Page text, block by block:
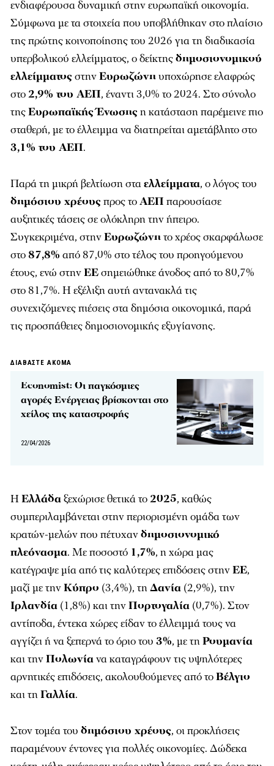
ενδιαφέρουσα δυναμική στην ευρωπαϊκή οικονομία.
Σύμφωνα με τα στοιχεία που υποβλήθηκαν στο πλαίσιο
της πρώτης κοινοποίησης του 2026 για τη διαδικασία
υπερβολικού ελλείμματος, ο δείκτηςδημοσιονομικού
ελλείμματοςστηνΕυρωζώνηυποχώρησε ελαφρώς
στο2,9% του ΑΕΠ, έναντι 3,0% το 2024. Στο σύνολο
τηςΕυρωπαϊκής Ένωσηςη κατάσταση παρέμεινε πιο
σταθερή, με το έλλειμμα να διατηρείται αμετάβλητο στο
3,1% του ΑΕΠ.
Παρά τη μικρή βελτίωση σταελλείμματα, ο λόγος του
δημόσιου χρέουςπρος τοΑΕΠ παρουσίασε
αυξητικές τάσεις σε ολόκληρη την ήπειρο.
Συγκεκριμένα, στηνΕυρωζώνητο χρέος σκαρφάλωσε
στο 87,8% από 87,0% στο τέλος του προηγούμενου
έτους, ενώ στηνΕΕσημειώθηκε άνοδος από το 80,7%
στο 81,7%. Η εξέλιξη αυτή αντανακλά τις
συνεχιζόμενες πιέσεις στα δημόσια οικονομικά, παρά
τις προσπάθειες δημοσιονομικής εξυγίανσης.
ΔΙΑΒΑΣΤΕ ΑΚΟΜΑ
Economist: Οι παγκόσμιες
αγορές Ενέργειας βρίσκονται στο
χείλος της καταστροφής
22/04/2026
ΗΕλλάδαξεχώρισε θετικά το2025, καθώς
συμπεριλαμβάνεται στην περιορισμένη ομάδα των
κρατών-μελών που πέτυχανδημοσιονομικό
πλεόνασμα. Με ποσοστό 1,7%, η χώρα μας
κατέγραψε μία από τις καλύτερες επιδόσεις στηνΕΕ,
μαζί με τηνΚύπρο (3,4%), τηΔανία (2,9%), την
Ιρλανδία (1,8%) και τηνΠορτογαλία (0,7%). Στον
αντίποδα, έντεκα χώρες είδαν το έλλειμμά τους να
αγγίζει ή να ξεπερνά το όριο του 3%, με τηΡουμανία
και τηνΠολωνίανα καταγράφουν τις υψηλότερες
αρνητικές επιδόσεις, ακολουθούμενες από τοΒέλγιο
και τηΓαλλία.
Στον τομέα του δημόσιου χρέους, οι προκλήσεις
παραμένουν έντονες για πολλές οικονομίες. Δώδεκα